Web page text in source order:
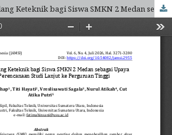
Edukasi Karier Bidang Keteknik bagi Siswa SMKN 2 Medan sebagai Upaya Penguatan Perencanaan Studi Lanjut ke Perguruan Tinggi